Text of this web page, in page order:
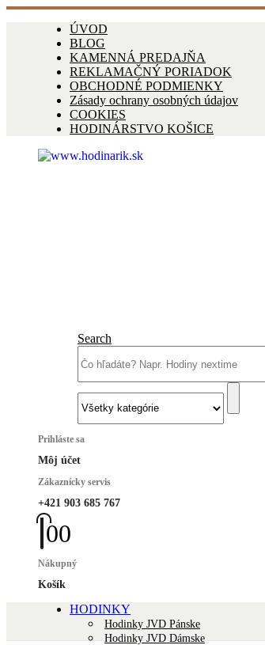
ÚVOD
BLOG
KAMENNÁ PREDAJŇA
REKLAMAČNÝ PORIADOK
OBCHODNÉ PODMIENKY
Zásady ochrany osobných údajov
COOKIES
HODINÁRSTVO KOŠICE
Search
Prihláste sa
Môj účet
Zákaznícky servis
+421 903 685 767
00
Nákupný
Košík
HODINKY
Hodinky JVD Pánske
Hodinky JVD Dámske